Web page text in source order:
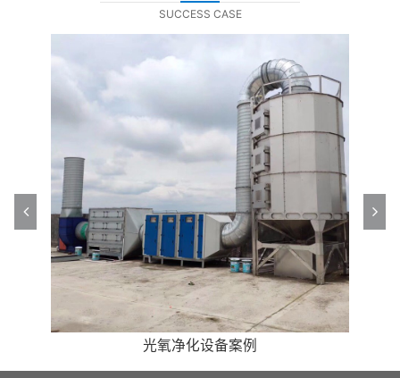
SUCCESS CASE
高效油烟净化处理案例
催化燃烧案例
喷淋塔案例
光氧净化设备案例
光氧净化设备案例
除尘设备案例
除尘设备案例
高效油烟净化处理案例
催化燃烧案例